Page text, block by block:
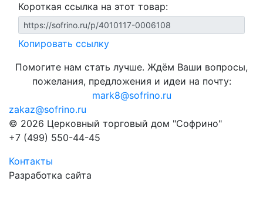
Короткая ссылка на этот товар:
Копировать ссылку
Помогите нам стать лучше. Ждём Ваши вопросы,
пожелания, предложения и идеи на почту:
mark8@sofrino.ru
zakaz@sofrino.ru
© 2026 Церковный торговый дом "Софрино"
+7 (499) 550-44-45
Контакты
Разработка сайта